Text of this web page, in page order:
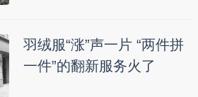
羽绒服“涨”声一片 “两件拼
一件”的翻新服务火了